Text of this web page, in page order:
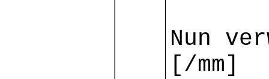
Nun
[/mm]